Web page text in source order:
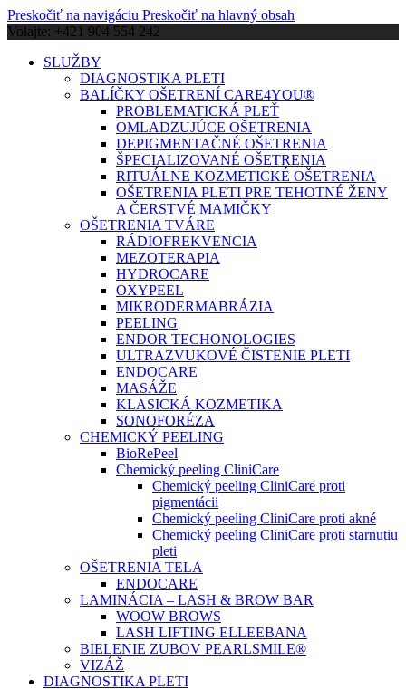
Preskočiť na navigáciu Preskočiť na hlavný obsah
Volajte: +421 904 554 242
SLUŽBY
DIAGNOSTIKA PLETI
BALÍČKY OŠETRENÍ CARE4YOU®
PROBLEMATICKÁ PLEŤ
OMLADZUJÚCE OŠETRENIA
DEPIGMENTAČNÉ OŠETRENIA
ŠPECIALIZOVANÉ OŠETRENIA
RITUÁLNE KOZMETICKÉ OŠETRENIA
OŠETRENIA PLETI PRE TEHOTNÉ ŽENY
A ČERSTVÉ MAMIČKY
OŠETRENIA TVÁRE
RÁDIOFREKVENCIA
MEZOTERAPIA
HYDROCARE
OXYPEEL
MIKRODERMABRÁZIA
PEELING
ENDOR TECHONOLOGIES
ULTRAZVUKOVÉ ČISTENIE PLETI
ENDOCARE
MASÁŽE
KLASICKÁ KOZMETIKA
SONOFORÉZA
CHEMICKÝ PEELING
BioRePeel
Chemický peeling CliniCare
Chemický peeling CliniCare proti
pigmentácii
Chemický peeling CliniCare proti akné
Chemický peeling CliniCare proti starnutiu
pleti
OŠETRENIA TELA
ENDOCARE
LAMINÁCIA – LASH & BROW BAR
WOOW BROWS
LASH LIFTING ELLEEBANA
BIELENIE ZUBOV PEARLSMILE®
VIZÁŽ
DIAGNOSTIKA PLETI